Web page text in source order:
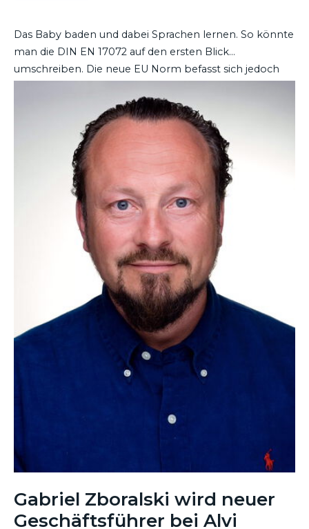
Das Baby baden und dabei Sprachen lernen. So könnte
man die DIN EN 17072 auf den ersten Blick
umschreiben. Die neue EU Norm befasst sich jedoch
Badewannen, Gestellen und Badehilfen für Babys und
Kleinkinder. Zentrales Element ist ein Warnhinweis in 26
Sprachen, der auch während des Badens gut lesbar sein
DEN ARTIKEL LESEN
Gabriel Zboralski wird neuer
Geschäftsführer bei Alvi